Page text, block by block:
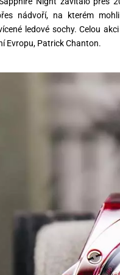
nádvoří, na kterém
ledové sochy. Celou
Evropu, Patrick Chanton.